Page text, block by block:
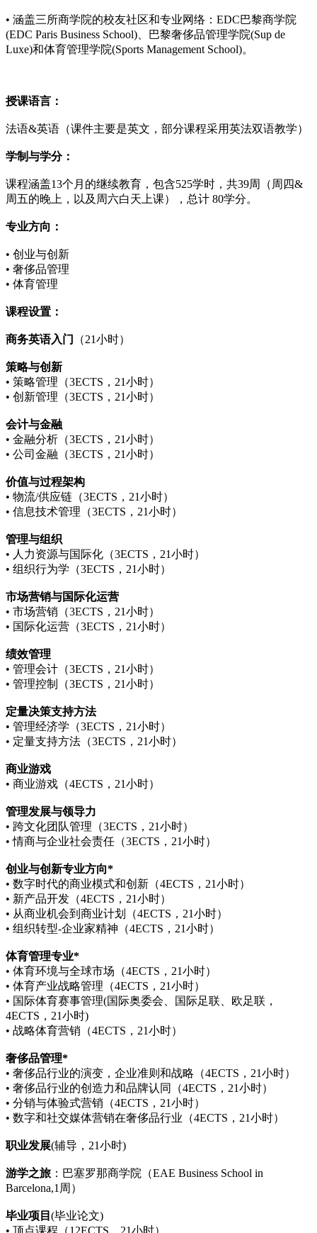
• 涵盖三所商学院的校友社区和专业网络：EDC巴黎商学院
(EDC Paris Business School)、巴黎奢侈品管理学院(Sup de
Luxe)和体育管理学院(Sports Management School)。
授课语言：
法语&英语（课件主要是英文，部分课程采用英法双语教学）
学制与学分：
课程涵盖13个月的继续教育，包含525学时，共39周（周四&
周五的晚上，以及周六白天上课），总计 80学分。
专业方向：
• 创业与创新
• 奢侈品管理
• 体育管理
课程设置：
商务英语入门 （21小时）
策略与创新
• 策略管理（3ECTS，21小时）
• 创新管理（3ECTS，21小时）
会计与金融
• 金融分析（3ECTS，21小时）
• 公司金融（3ECTS，21小时）
价值与过程架构
• 物流/供应链（3ECTS，21小时）
• 信息技术管理（3ECTS，21小时）
管理与组织
• 人力资源与国际化（3ECTS，21小时）
• 组织行为学（3ECTS，21小时）
市场营销与国际化运营
• 市场营销（3ECTS，21小时）
• 国际化运营（3ECTS，21小时）
绩效管理
• 管理会计（3ECTS，21小时）
• 管理控制（3ECTS，21小时）
定量决策支持方法
• 管理经济学（3ECTS，21小时）
• 定量支持方法（3ECTS，21小时）
商业游戏
• 商业游戏（4ECTS，21小时）
管理发展与领导力
• 跨文化团队管理（3ECTS，21小时）
• 情商与企业社会责任（3ECTS，21小时）
创业与创新专业方向*
• 数字时代的商业模式和创新（4ECTS，21小时）
• 新产品开发（4ECTS，21小时）
• 从商业机会到商业计划（4ECTS，21小时）
• 组织转型-企业家精神（4ECTS，21小时）
体育管理专业*
• 体育环境与全球市场（4ECTS，21小时）
• 体育产业战略管理（4ECTS，21小时）
• 国际体育赛事管理(国际奥委会、国际足联、欧足联，
4ECTS，21小时)
• 战略体育营销（4ECTS，21小时）
奢侈品管理*
• 奢侈品行业的演变，企业准则和战略（4ECTS，21小时）
• 奢侈品行业的创造力和品牌认同（4ECTS，21小时）
• 分销与体验式营销（4ECTS，21小时）
• 数字和社交媒体营销在奢侈品行业（4ECTS，21小时）
职业发展(辅导，21小时)
游学之旅 ：巴塞罗那商学院（EAE Business School in
Barcelona,1周）
毕业项目 (毕业论文)